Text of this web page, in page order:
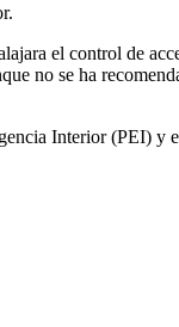
el control de
no se ha
Interior (PEI)